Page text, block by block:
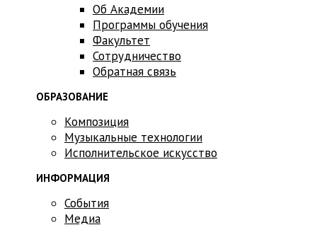
Об Академии
Программы обучения
Факультет
Сотрудничество
Обратная связь
ОБРАЗОВАНИЕ
Композиция
Музыкальные технологии
Исполнительское искусство
ИНФОРМАЦИЯ
События
Медиа